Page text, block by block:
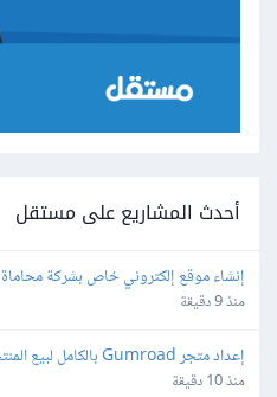
أحدث المشاريع على مستقل
إنشاء موقع إلكتروني خاص بشركة محاماة
منذ 9 دقيقة
إعداد متجر Gumroad بالكامل لبيع المنتجات الرقمية لأمريكا وأوروبا
منذ 10 دقيقة